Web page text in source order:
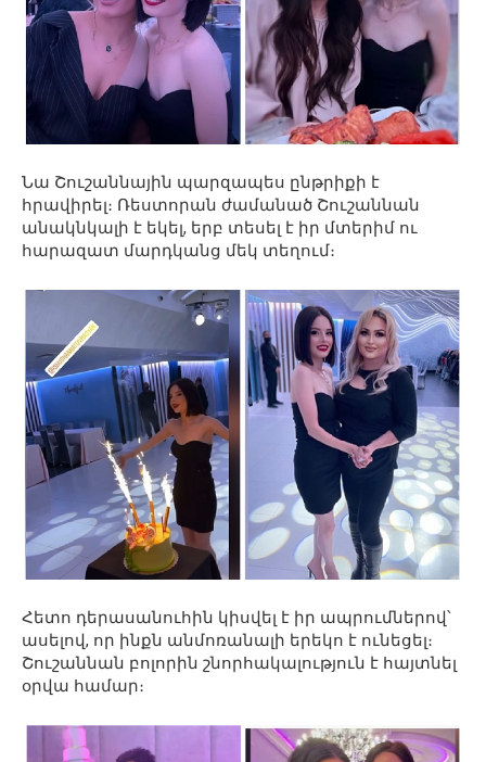
Նա Շուշաննային պարզապես ընթրիքի է
հրավիրել։ Ռեստորան ժամանած Շուշաննան
անակնկալի է եկել, երբ տեսել է իր մտերիմ ու
հարազատ մարդկանց մեկ տեղում։
Հետո դերասանուհին կիսվել է իր ապրումներով՝
ասելով, որ ինքն անմոռանալի երեկո է ունեցել։
Շուշաննան բոլորին շնորհակալություն է հայտնել
օրվա համար։